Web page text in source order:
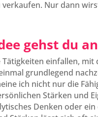
Nur dann
gehst du
einfallen, mit
grundlegend
ich nicht nur die
Stärken und
Denken oder